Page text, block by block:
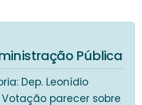
Pública
Dep. Leonídio
Votação parecer sobre